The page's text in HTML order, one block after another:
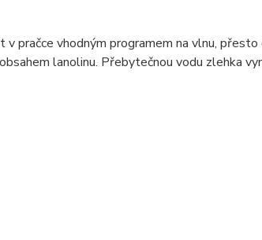
pračce vhodným programem na vlnu, přesto
lanolinu. Přebytečnou vodu zlehka